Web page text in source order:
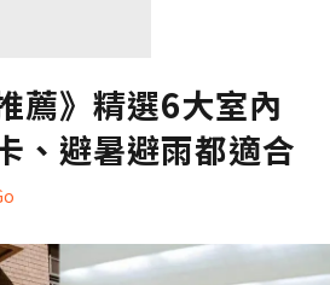
薦》精選6大室內
、避暑避雨都適合